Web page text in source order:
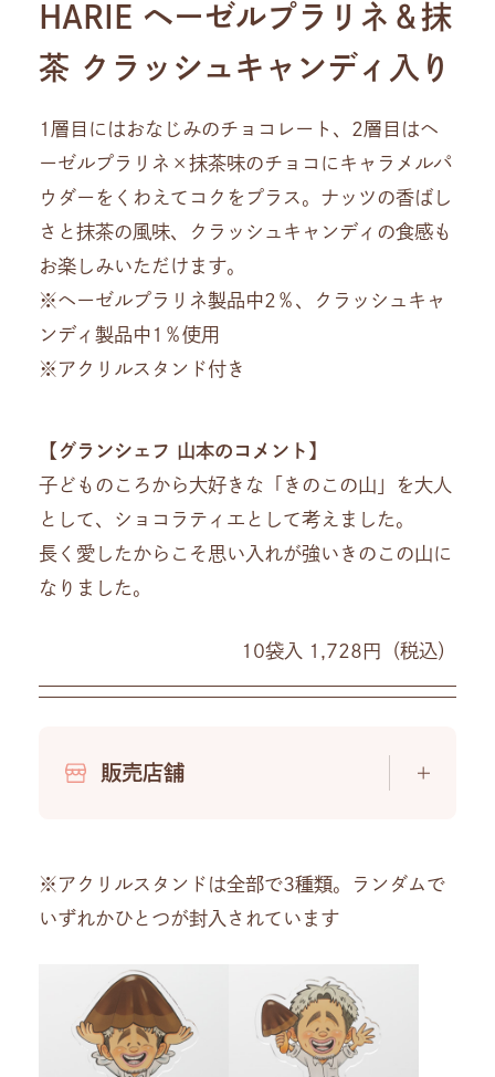
HARIE ヘーゼルプラリネ＆抹
茶 クラッシュキャンディ入り
1層目にはおなじみのチョコレート、2層目はヘ
ーゼルプラリネ×抹茶味のチョコにキャラメルパ
ウダーをくわえてコクをプラス。ナッツの香ばし
さと抹茶の風味、クラッシュキャンディの食感も
お楽しみいただけます。
※ヘーゼルプラリネ製品中2％、クラッシュキャ
ンディ製品中1％使用
※アクリルスタンド付き
【グランシェフ 山本のコメント】
子どものころから大好きな「きのこの山」を大人
として、ショコラティエとして考えました。
長く愛したからこそ思い入れが強いきのこの山に
なりました。
10袋入 1,728円（税込）
販売店舗
中部
※アクリルスタンドは全部で3種類。ランダムで
いずれかひとつが封入されています